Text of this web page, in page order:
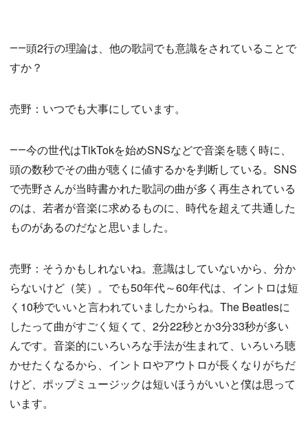
――頭2行の理論は、他の歌詞でも意識をされていることで
すか？
売野：いつでも大事にしています。
――今の世代はTikTokを始めSNSなどで音楽を聴く時に、
頭の数秒でその曲が聴くに値するかを判断している。SNS
で売野さんが当時書かれた歌詞の曲が多く再生されている
のは、若者が音楽に求めるものに、時代を超えて共通した
ものがあるのだなと思いました。
売野：そうかもしれないね。意識はしていないから、分か
らないけど（笑）。でも50年代～60年代は、イントロは短
く10秒でいいと言われていましたからね。The Beatlesに
したって曲がすごく短くて、2分22秒とか3分33秒が多い
んです。音楽的にいろいろな手法が生まれて、いろいろ聴
かせたくなるから、イントロやアウトロが長くなりがちだ
けど、ポップミュージックは短いほうがいいと僕は思って
います。